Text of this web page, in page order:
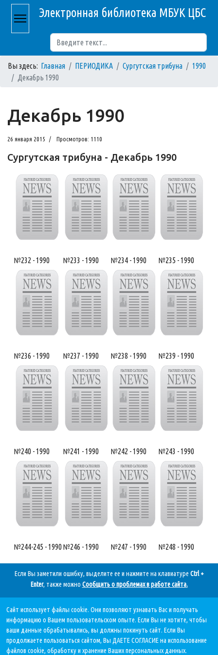
Электронная библиотека МБУК ЦБС
Вы здесь: Главная ПЕРИОДИКА Сургутская трибуна
1990
Декабрь 1990
Декабрь 1990
26 января 2015 Просмотров: 1110
Сургутская трибуна - Декабрь 1990
№232 - 1990 №233 - 1990 №234 - 1990 №235 - 1990
№236 - 1990 №237 - 1990 №238 - 1990 №239 - 1990
№240 - 1990 №241 - 1990 №242 - 1990 №243 - 1990
№244-245 - 1990№246 - 1990 №247 - 1990 №248 - 1990
Если Вы заметили ошибку, выделите ее и нажмите на клавиатуре Ctrl +
Enter, также можно Сообщить о проблемах в работе сайта.
Дата последнего обновления:
05.08.2026, в 11 11.
Сайт использует файлы cookie. Они позволяют узнавать Вас и получать
информацию о Вашем пользовательском опыте. Если Вы не хотите, чтобы
ваши данные обрабатывались, вы должны покинуть сайт. Если Вы
продолжаете пользоваться сайтом, Вы ДАЕТЕ СОГЛАСИЕ на использование
файлов cookie, обработку и хранение Ваших персональных данных.